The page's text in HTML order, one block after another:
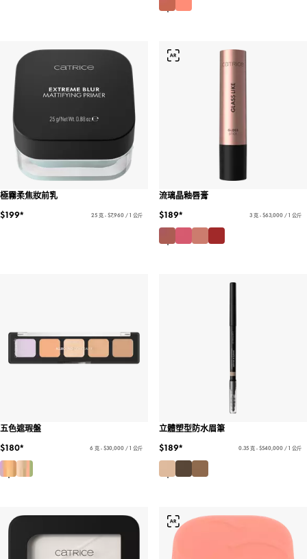
極霧柔焦妝前乳
$199*
25 克 - $7,960 / 1 公斤
流璃晶釉唇膏
$189*
3 克 - $63,000 / 1 公斤
五色遮瑕盤
$180*
6 克 - $30,000 / 1 公斤
立體塑型防水眉筆
$189*
0.35 克 - $540,000 / 1 公斤